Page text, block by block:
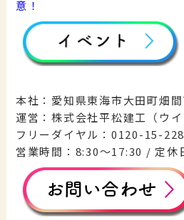
意！
本社：愛知県東海市大田町畑
運営：株式会社平松建工（ウイ
フリーダイヤル：0120-15-
営業時間：8:30〜17:30 / 定休